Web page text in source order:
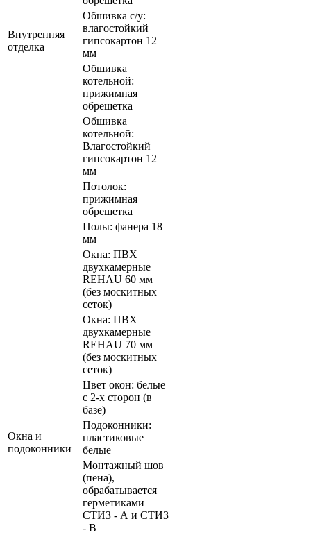
Внутренняя
отделка
Обшивка с/у:
влагостойкий
гипсокартон 12
мм
Обшивка
котельной:
прижимная
обрешетка
Обшивка
котельной:
Влагостойкий
гипсокартон 12
мм
Потолок:
прижимная
обрешетка
Полы: фанера 18
мм
Окна и
подоконники
Окна: ПВХ
двухкамерные
REHAU 60 мм
(без москитных
сеток)
Окна: ПВХ
двухкамерные
REHAU 70 мм
(без москитных
сеток)
Цвет окон: белые
с 2-х сторон (в
базе)
Подоконники:
пластиковые
белые
Монтажный шов
(пена),
обрабатывается
герметиками
СТИЗ - А и СТИЗ
- В